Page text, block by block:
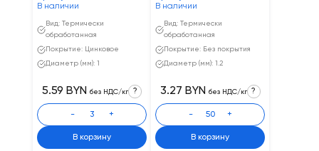
В наличии
Вид: Термически
обработанная
Покрытие: Цинковое
Диаметр (мм): 1
5.59 BYN без НДС/кг ?
- +
В корзину
В наличии
Вид: Термически
обработанная
Покрытие: Без покрытия
Диаметр (мм): 1.2
3.27 BYN без НДС/кг ?
- +
В корзину